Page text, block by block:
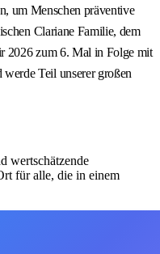
um Menschen präventive
Clariane Familie, dem
2026 zum 6. Mal in Folge mit
Teil unserer großen
wertschätzende
für alle, die in einem